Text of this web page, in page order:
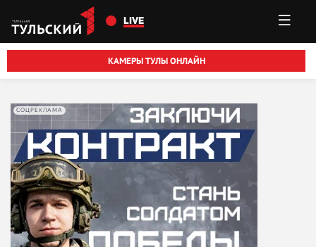
Перейти к основному содержанию
LIVE
КАМЕРЫ ТУЛЫ ОНЛАЙН
СОЦРЕКЛАМА